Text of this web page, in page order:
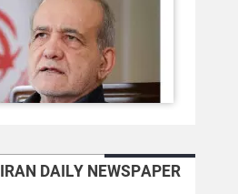
IRAN DAILY NEWSPAPER